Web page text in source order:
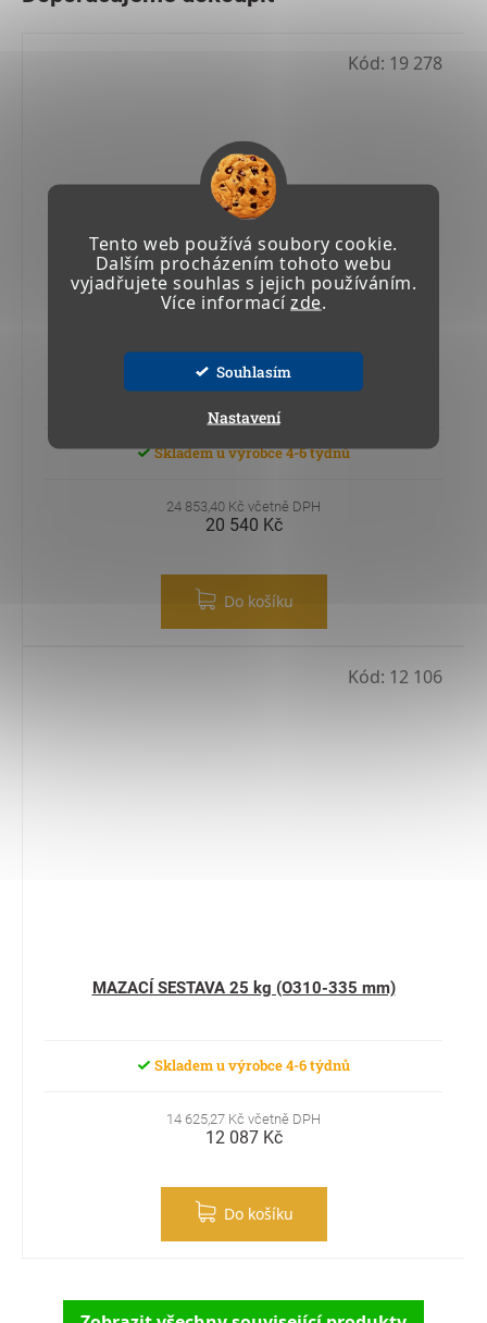
Tento web používá soubory cookie.
Dalším procházením tohoto webu
vyjadřujete souhlas s jejich používáním.
Více informacízde.
Souhlasím
Nastavení
ODSÁVAČKA S KONTROLNÍ NÁDOBOU 115 l
Skladem u výrobce 4-6 týdnů
24 853,40 Kč včetně DPH
20 540 Kč
Do košíku
Kód: 19 278
MAZACÍ SESTAVA 25 kg (O310-335 mm)
Skladem u výrobce 4-6 týdnů
14 625,27 Kč včetně DPH
12 087 Kč
Do košíku
Kód: 12 106